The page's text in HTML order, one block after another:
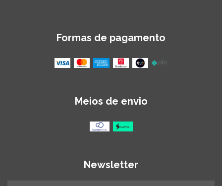
Formas de pagamento
Meios de envio
Newsletter